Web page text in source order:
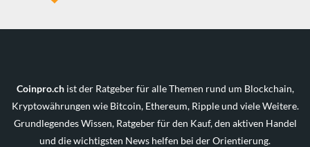
Coinpro.chist der Ratgeber für alle Themen rund um Blockchain,
Kryptowährungen wie Bitcoin, Ethereum, Ripple und viele Weitere.
Grundlegendes Wissen, Ratgeber für den Kauf, den aktiven Handel
und die wichtigsten News helfen bei der Orientierung.